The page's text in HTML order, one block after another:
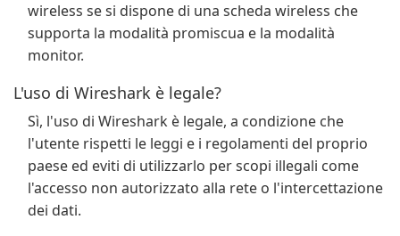
wireless se si dispone di una scheda wireless che
supporta la modalità promiscua e la modalità
monitor.
L'uso di Wireshark è legale?
Sì, l'uso di Wireshark è legale, a condizione che
l'utente rispetti le leggi e i regolamenti del proprio
paese ed eviti di utilizzarlo per scopi illegali come
l'accesso non autorizzato alla rete o l'intercettazione
dei dati.